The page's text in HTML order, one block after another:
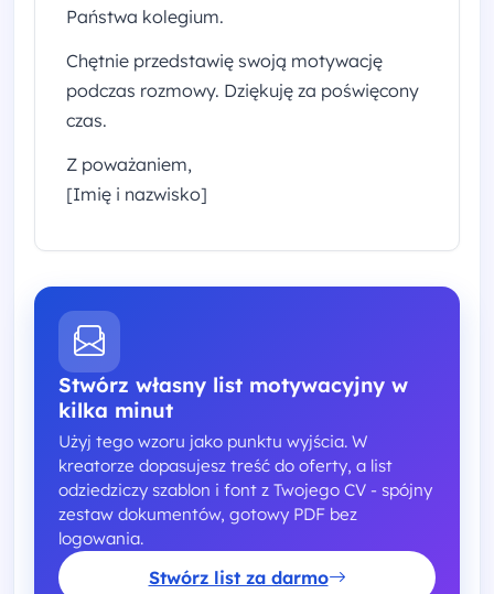
Państwa kolegium.
Chętnie przedstawię swoją motywację
podczas rozmowy. Dziękuję za poświęcony
czas.
Z poważaniem,
[Imię i nazwisko]
Stwórz własny list motywacyjny w
kilka minut
Użyj tego wzoru jako punktu wyjścia. W
kreatorze dopasujesz treść do oferty, a list
odziedziczy szablon i font z Twojego CV - spójny
zestaw dokumentów, gotowy PDF bez
logowania.
Stwórz list za darmo